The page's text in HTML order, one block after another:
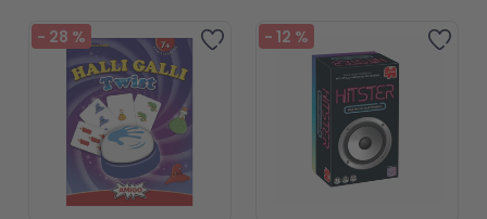
Zur Wunschliste hinzufügen
- 28 % Zur
- 12 %